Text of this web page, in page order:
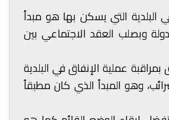
البلدية التي يسكن بها هو مبدأ
وبصلب العقد الاجتماعي بين
عملية الإنفاق في البلدية
وهو المبدأ الذي كان مطبقاً